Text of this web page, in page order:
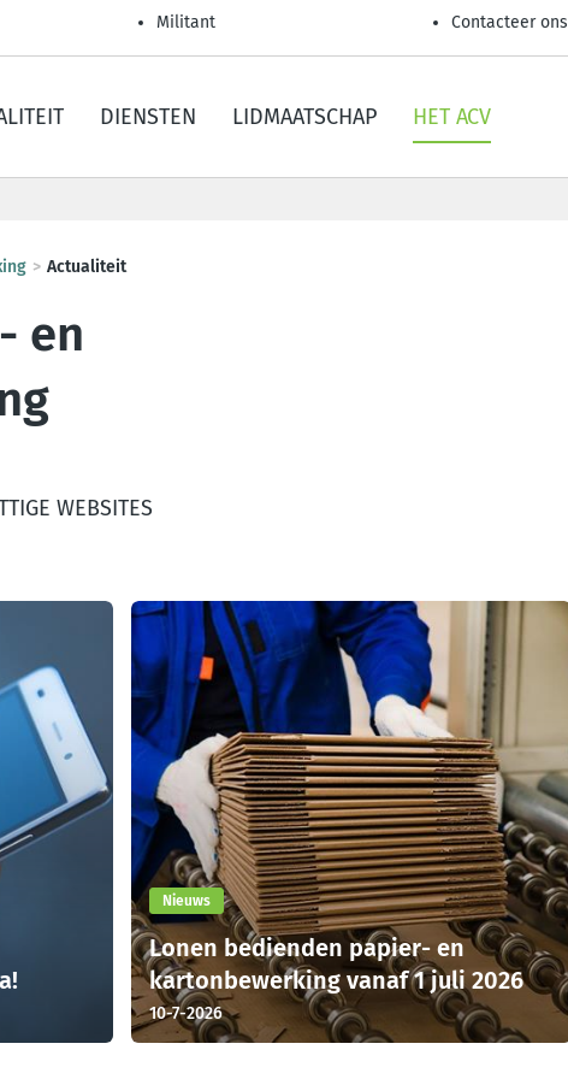
Militant Contacteer ons
DIENSTEN LIDMAATSCHAP HET ACV
Actualiteit
en
WEBSITES
Nieuws
Lonen bedienden papier- en
kartonbewerking vanaf 1 juli 2026
10-7-2026